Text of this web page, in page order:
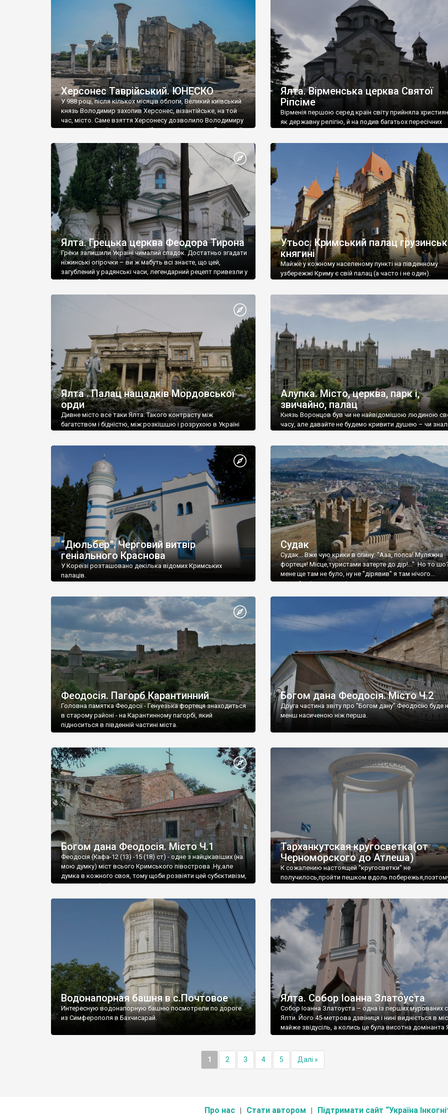
візантійської доби. Раритети викрадені з фондів об’єкту
культурної спадщини ЮНЕСКО «Херсонеса Таврійського».
Офіційно – на виставку «Золото Візантії», але експерти та
влада в Україні вважають це лише […]
називаються «повстяками» (postaki)…” “Вино. Крим
виробляє відмінне вино і його вдосталь: воно все
легке біле і дуже […]
Херсонес Таврійський. ЮНЕСКО
У 988 році, після кількох місяців облоги, Великий київський
князь Володимир захопив Херсонес, візантійське, на той
час, місто. Саме взяття Херсонесу дозволило Володимиру
диктувати свої умови візантійському імператору Василю ІІ,
Херсонесі Володимир-язичник, став Василем-
християнином. А потім було Хрещення Русі. На честь
Херсонесу Таврійського названо місто […]
Ялта. Вірменська церква Святої
Ріпсіме
Вірменія першою серед країн світу прийняла
як державну релігію, й на подив багатьох пересічних
Ялта. Грецька церква Феодора Тирона
Греки залишили Україні чималий спадок. Достатньо згадати
ніжинські огірочки – ви ж мабуть всі знаєте, що цей,
загублений у радянські часи, легендарний рецепт привезли у
Ніжин греки?
Утьос. Кримський палац
княгині
Майже у кожному населеному пункті на південному
узбережжі Криму є свій палац (а часто і не один).
Ялта . Палац нащадків Мордовської
орди
Дивне місто все таки Ялта. Такого контрасту між
багатством і бідністю, між розкішшю і розрухою в Україні
Алупка. Місто, церква, парк і,
звичайно, палац
Князь Воронцов був чи не найвідомішою людиною
часу, але давайте не будемо кривити душею – чи
“Дюльбер”. Черговий витвір
геніального Краснова
У Кореїзі розташовано декілька відомих Кримських
палаців.
Судак
Судак... Вже чую крики в спину: "Ааа, попса! Муляжна
фортеця! Місце,туристами затерте до дір!..." Но то
мене ще там не було, ну не "дірявив" я там нічого...
принаймні до цього літа.
Феодосія. Пагорб Карантинний
Головна памятка Феодосії - Генуезька фортеця знаходиться
в старому районі - на Карантинному пагорбі, який
підноситься в південній частині міста.
Богом дана Феодосія. Місто Ч.2
Друга частина звіту про "Богом дану" Феодосію буде
менш насиченою ніж перша.
Богом дана Феодосія. Місто Ч.1
Феодосія (Кафа-12 (13) -15 (18) ст) - одне з найцікавіших (на
мою думку) міст всього Кримського півострова .Ну,але
думка в кожного своя, тому щоби розвіяти цей субєктивізм,
запрошую відвідати це
Тарханкутская кругосветка(от
Черноморского до Атлеша)
К сожалению настоящей "кругосветки" не
получилось,пройти пешком вдоль
Водонапорная башня в с.Почтовое
Интересную водонапорную башню посмотрели по дороге
из Симферополя в Бахчисарай.
Ялта. Собор Іоанна Златоуста
Собор Іоанна Златоуста – одна із перших мурованих
Ялти. Його 45-метрова дзвіниця і нині видніється в
майже звідусіль, а колись це була висотна домінанта
1 2 3 4 5 Далі »
Про нас Стати автором Підтримати сайт “Україна